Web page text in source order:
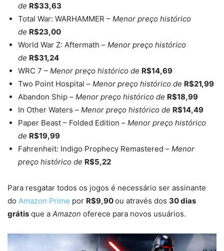
de R$33,63
Total War: WARHAMMER – Menor preço histórico
de R$23,00
World War Z: Aftermath – Menor preço histórico
de R$31,24
WRC 7 – Menor preço histórico de R$14,69
Two Point Hospital – Menor preço histórico de R$21,99
Abandon Ship – Menor preço histórico de R$18,99
In Other Waters – Menor preço histórico de R$14,49
Paper Beast – Folded Edition – Menor preço histórico
de R$19,99
Fahrenheit: Indigo Prophecy Remastered – Menor
preço histórico de R$5,22
Para resgatar todos os jogos é necessário ser assinante
do Amazon Prime por R$9,90ou através dos 30 dias
grátis que a Amazon oferece para novos usuários.